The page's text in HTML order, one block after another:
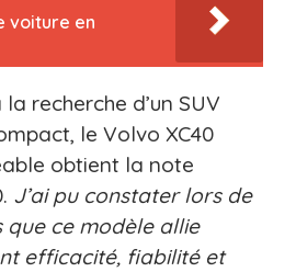
voiture en
recherche d’un SUV
le Volvo XC40
obtient la note
J’ai pu constater lors de
que ce modèle allie
efficacité, fiabilité et